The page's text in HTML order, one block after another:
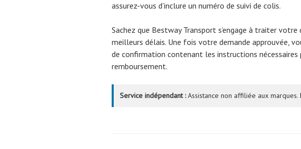
assurez-vous d’inclure un numéro de suivi de colis.
Sachez que Bestway Transport s’engage à traiter votre
meilleurs délais. Une fois votre demande approuvée,
de confirmation contenant les instructions
remboursement.
Service indépendant :Assistance non affiliée aux marques.